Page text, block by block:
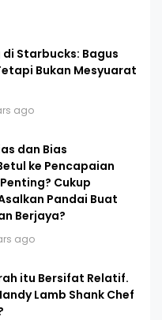
Starbucks: Bagus
Bukan Mesyuarat
ago
dan Bias
ke Pencapaian
Cukup
Pandai Buat
Berjaya?
ago
itu Bersifat Relatif.
Lamb Shank Chef